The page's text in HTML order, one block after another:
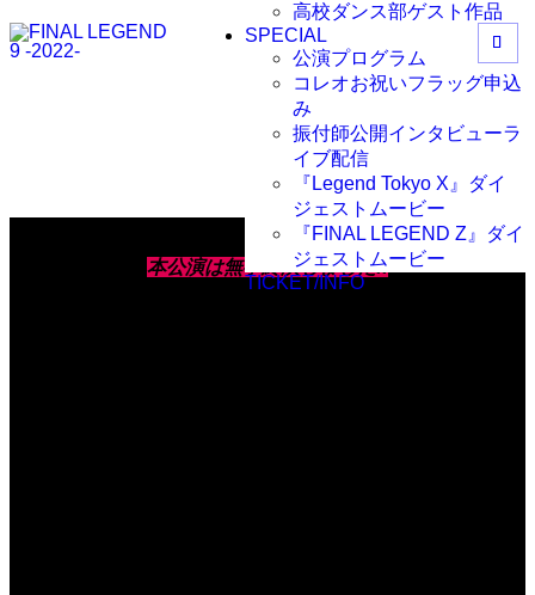
高校ダンス部ゲスト作品
SPECIAL
公演プログラム
コレオお祝いフラッグ申込
み
振付師公開インタビューラ
イブ配信
『Legend Tokyo X』ダイ
ジェストムービー
『FINAL LEGEND Z』ダイ
ジェストムービー
TICKET/INFO
本公演は無事終演しました!!